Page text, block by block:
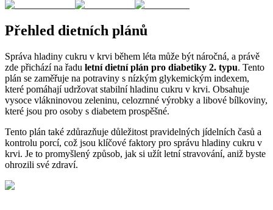
Přehled dietních plánů
Správa hladiny cukru v krvi během léta může být náročná, a právě
zde přichází na řadu letní dietní plán pro diabetiky 2. typu. Tento
plán se zaměřuje na potraviny s nízkým glykemickým indexem,
které pomáhají udržovat stabilní hladinu cukru v krvi. Obsahuje
vysoce vlákninovou zeleninu, celozrnné výrobky a libové bílkoviny,
které jsou pro osoby s diabetem prospěšné.
Tento plán také zdůrazňuje důležitost pravidelných jídelních časů a
kontrolu porcí, což jsou klíčové faktory pro správu hladiny cukru v
krvi. Je to promyšlený způsob, jak si užít letní stravování, aniž byste
ohrozili své zdraví.